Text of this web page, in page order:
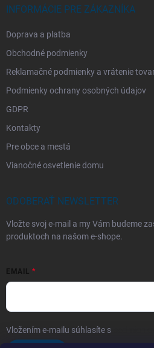
INFORMÁCIE PRE ZÁKAZNÍKA
Doprava a platba
Obchodné podmienky
Reklamačné podmienky a vrátenie
Podmienky ochrany osobných údajov
GDPR
Kontakty
Pre obce a mestá
Vianočné osvetlenie domu
ODOBERAŤ NEWSLETTER
Vložte svoj e-mail a my Vám budeme
produktoch na našom e-shope.
EMAIL
Vložením e-mailu súhlasíte s